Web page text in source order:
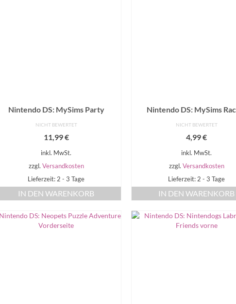
Nintendo DS: MySims Party
NICHT BEWERTET
11,99€
inkl. MwSt.
zzgl. Versandkosten
Lieferzeit: 2 - 3 Tage
IN DEN WARENKORB
Nintendo DS: MySims
NICHT BEWERTET
4,99€
inkl. MwSt.
zzgl. Versandkosten
Lieferzeit: 2 - 3 Tage
IN DEN WARENKORB